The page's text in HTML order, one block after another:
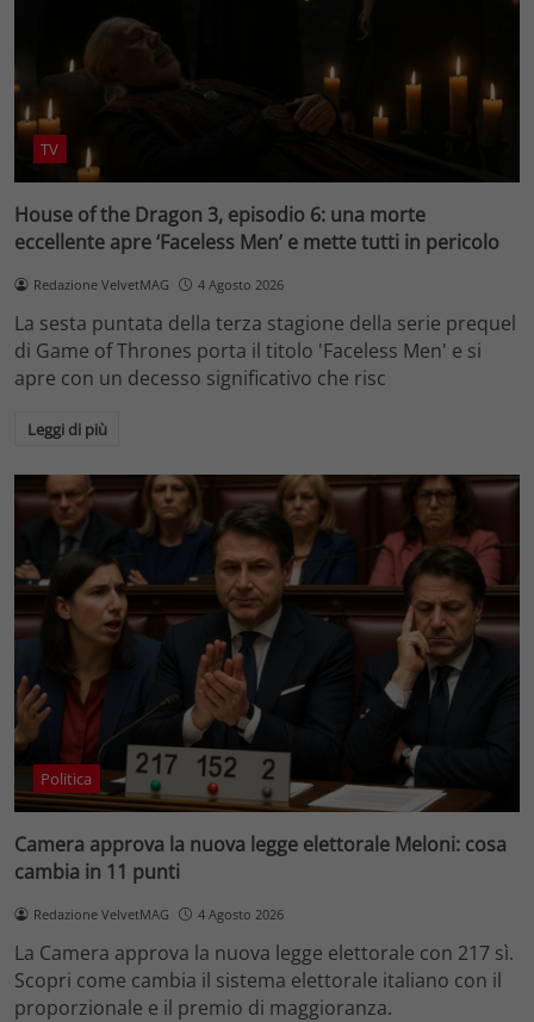
TV
House of the Dragon 3, episodio 6: una morte
eccellente apre ‘Faceless Men’ e mette tutti in pericolo
Redazione VelvetMAG 4 Agosto 2026
La sesta puntata della terza stagione della serie prequel
di Game of Thrones porta il titolo 'Faceless Men' e si
apre con un decesso significativo che risc
Leggi di più
Politica
Camera approva la nuova legge elettorale Meloni: cosa
cambia in 11 punti
Redazione VelvetMAG 4 Agosto 2026
La Camera approva la nuova legge elettorale con 217 sì.
Scopri come cambia il sistema elettorale italiano con il
proporzionale e il premio di maggioranza.